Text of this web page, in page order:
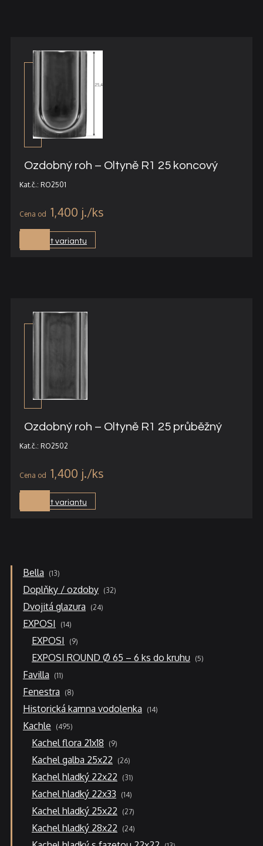
Ozdobný roh – Oltyně R1 25 koncový
Kat.č.: RO2501
1,400 j.
Vybrat variantu
Ozdobný roh – Oltyně R1 25 průběžný
Kat.č.: RO2502
1,400 j.
Vybrat variantu
Bella 1313
produktů
Doplňky / ozdoby 3232
produktů
Dvojitá glazura 2424
produktů
EXPOSI 1414
produktů
EXPOSI 99
produktů
EXPOSI ROUND Ø 65 – 6 ks do kruhu 55
produktů
Favilla 1111
produktů
Fenestra 88
produktů
Historická kamna vodolenka 1414
produktů
Kachle 495495
produktů
Kachel flora 21x18 99
produktů
Kachel galba 25x22 2626
produktů
Kachel hladký 22x22 3131
produktů
Kachel hladký 22x33 1414
produktů
Kachel hladký 25x22 2727
produktů
Kachel hladký 28x22 2424
produktů
13